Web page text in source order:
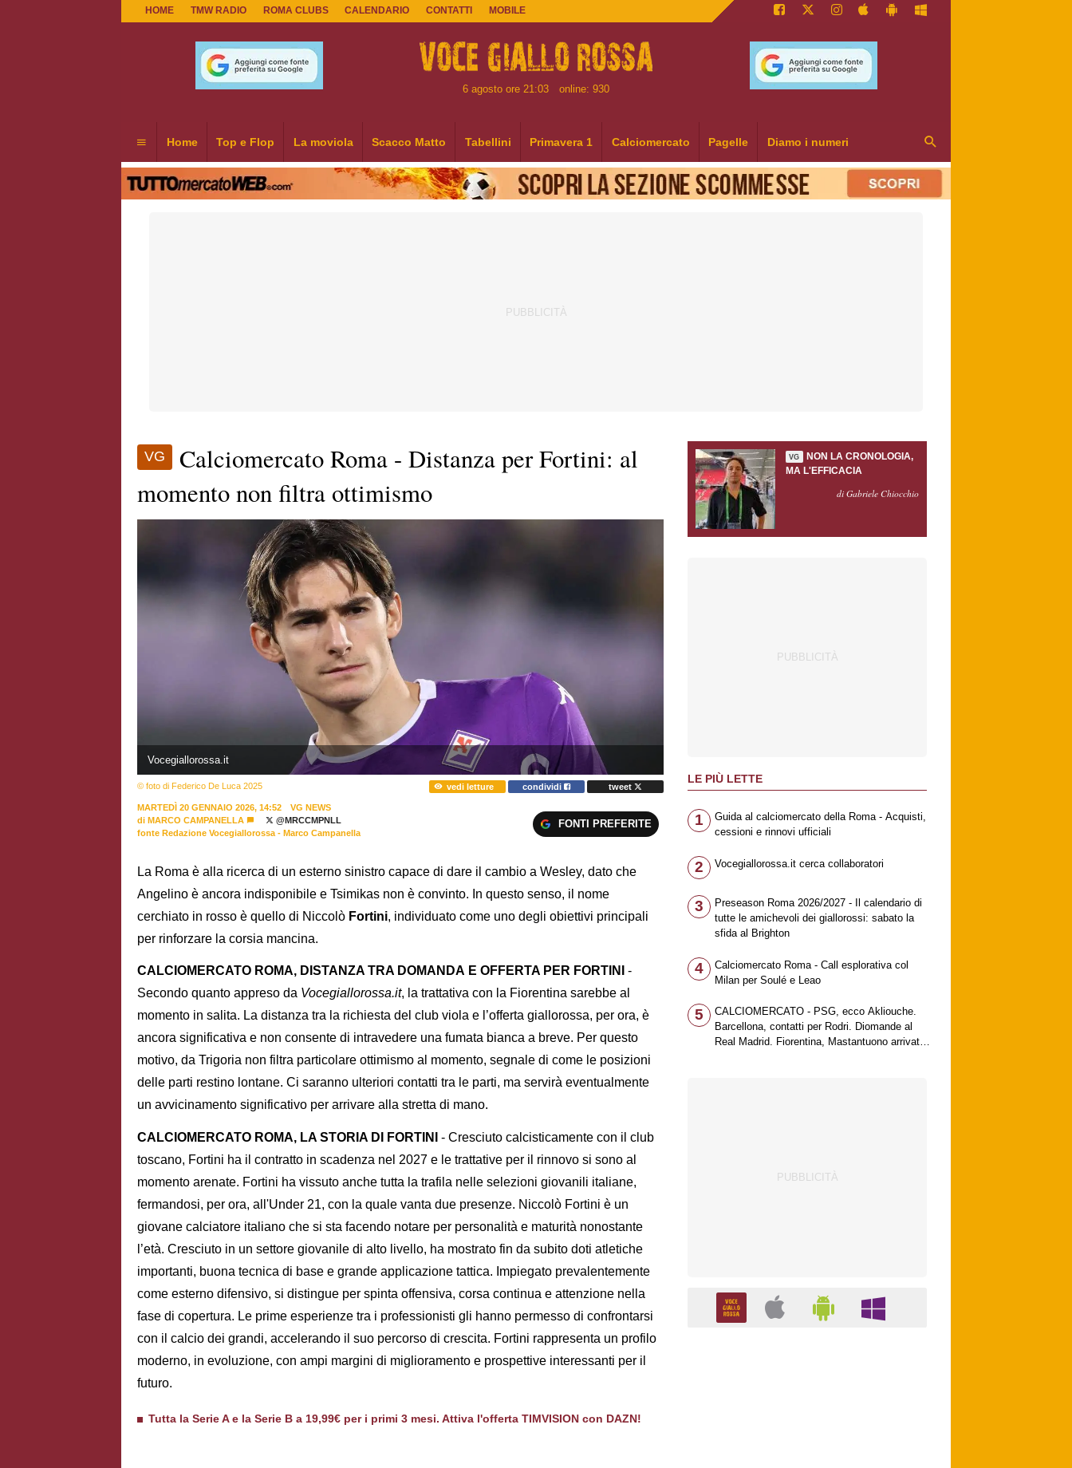
HOME TMW RADIO ROMA CLUBS CALENDARIO CONTATTI MOBILE
6 agosto ore 21:03 online: 930
Home Top e Flop La moviola Scacco Matto Tabellini Primavera 1 Calciomercato Pagelle Diamo i numeri
VG
Calciomercato Roma - Distanza per Fortini: al
momento non filtra ottimismo
Vocegiallorossa.it
© foto di Federico De Luca 2025 vedi letture condividi tweet
MARTEDÌ 20 GENNAIO 2026, 14:52
VG NEWS
di MARCO CAMPANELLA
@MRCCMPNLL
fonte Redazione Vocegiallorossa - Marco Campanella
FONTI PREFERITE
La Roma è alla ricerca di un esterno sinistro capace di dare il cambio a Wesley, dato che
Angelino è ancora indisponibile e Tsimikas non è convinto. In questo senso, il nome
cerchiato in rosso è quello di Niccolò Fortini, individuato come uno degli obiettivi principali
per rinforzare la corsia mancina.
CALCIOMERCATO ROMA, DISTANZA TRA DOMANDA E OFFERTA PER FORTINI
-
Secondo quanto appreso da Vocegiallorossa.it, la trattativa con la Fiorentina sarebbe al
momento in salita. La distanza tra la richiesta del club viola e l’offerta giallorossa, per ora, è
ancora significativa e non consente di intravedere una fumata bianca a breve. Per questo
motivo, da Trigoria non filtra particolare ottimismo al momento, segnale di come le posizioni
delle parti restino lontane. Ci saranno ulteriori contatti tra le parti, ma servirà eventualmente
un avvicinamento significativo per arrivare alla stretta di mano.
CALCIOMERCATO ROMA, LA STORIA DI FORTINI
- Cresciuto calcisticamente con il club
toscano, Fortini ha il contratto in scadenza nel 2027 e le trattative per il rinnovo si sono al
momento arenate. Fortini ha vissuto anche tutta la trafila nelle selezioni giovanili italiane,
fermandosi, per ora, all'Under 21, con la quale vanta due presenze. Niccolò Fortini è un
giovane calciatore italiano che si sta facendo notare per personalità e maturità nonostante
l’età. Cresciuto in un settore giovanile di alto livello, ha mostrato fin da subito doti atletiche
importanti, buona tecnica di base e grande applicazione tattica. Impiegato prevalentemente
come esterno difensivo, si distingue per spinta offensiva, corsa continua e attenzione nella
fase di copertura. Le prime esperienze tra i professionisti gli hanno permesso di confrontarsi
con il calcio dei grandi, accelerando il suo percorso di crescita. Fortini rappresenta un profilo
moderno, in evoluzione, con ampi margini di miglioramento e prospettive interessanti per il
futuro.
Tutta la Serie A e la Serie B a 19,99€ per i primi 3 mesi. Attiva l'offerta TIMVISION con DAZN!
VG
NON LA CRONOLOGIA,
MA L'EFFICACIA
di Gabriele Chiocchio
LE PIÙ LETTE
1
Guida al calciomercato della Roma - Acquisti,
cessioni e rinnovi ufficiali
2 Vocegiallorossa.it cerca collaboratori
3
Preseason Roma 2026/2027 - Il calendario di
tutte le amichevoli dei giallorossi: sabato la
sfida al Brighton
4
Calciomercato Roma - Call esplorativa col
Milan per Soulé e Leao
5
CALCIOMERCATO - PSG, ecco Akliouche.
Barcellona, contatti per Rodri. Diomande al
Real Madrid. Fiorentina, Mastantuono arrivato